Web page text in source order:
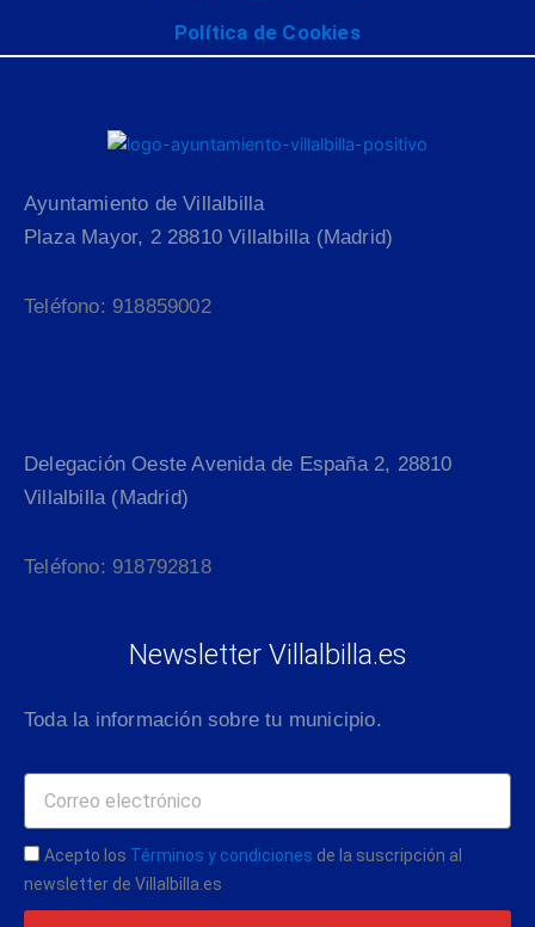
Política de Cookies
Ayuntamiento de Villalbilla
Plaza Mayor, 2 28810 Villalbilla (Madrid)
Teléfono: 918859002
Delegación Oeste Avenida de España 2, 28810
Villalbilla (Madrid)
Teléfono: 918792818
Newsletter Villalbilla.es
Toda la información sobre tu municipio.
Acepto los Términos y condiciones de la suscripción al
newsletter de Villalbilla.es